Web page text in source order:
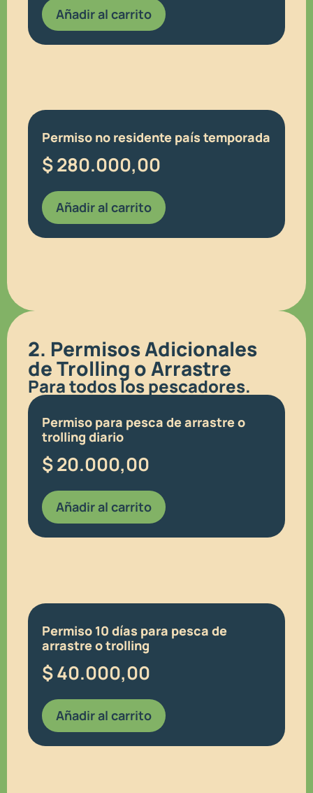
Añadir al carrito
Permiso no residente país temporada
$280.000,00
Añadir al carrito
2. Permisos Adicionales
de Trolling o Arrastre
Para todos los pescadores.
Permiso para pesca de arrastre o
trolling diario
$20.000,00
Añadir al carrito
Permiso 10 días para pesca de
arrastre o trolling
$40.000,00
Añadir al carrito